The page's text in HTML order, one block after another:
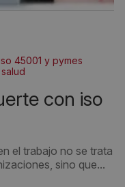
45001 y pymes
el trabajo no se trata
sino que...